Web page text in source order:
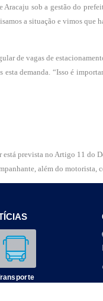
sob a gestão do
a situação e vimos
de vagas de
demanda. “Isso é
prevista no Artigo 11 do
além do